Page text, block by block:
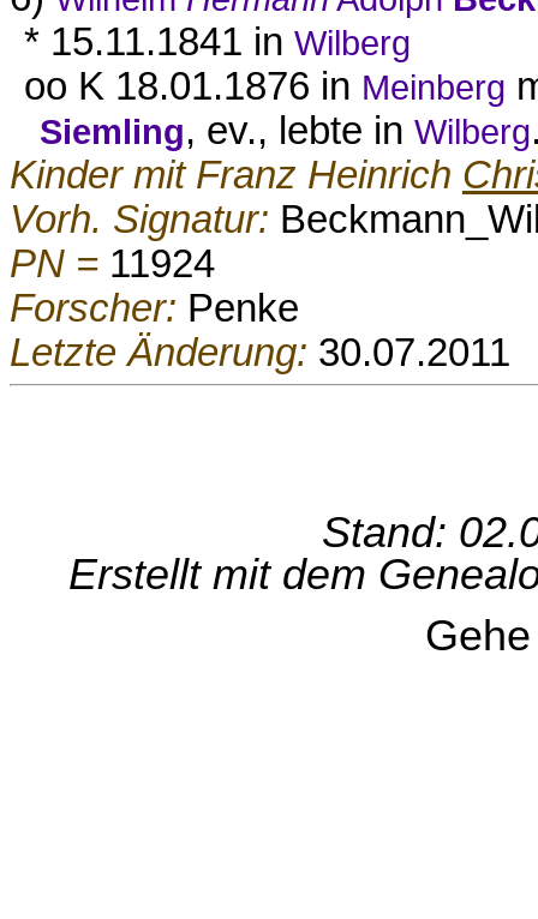
* 15.11.1841 inWilberg
oo K 18.01.1876 in Meinberg
Siemling, ev., lebte in Wilberg
Kinder mit Franz Heinrich
Vorh. Signatur:
PN = 11924
Forscher: Penke
Letzte Änderung: 30.07.2011
Stand:
Erstellt mit dem